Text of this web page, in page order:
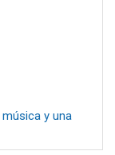
música y una